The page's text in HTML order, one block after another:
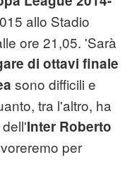
allo Stadio
ore 21,05. 'Sarà
di ottavi finale
sono difficili e
tra l'altro, ha
Inter Roberto
per